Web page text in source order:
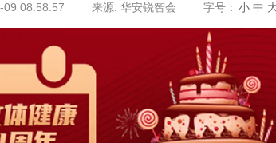
09 08:58:57 来源: 华安锐智会 字号： 小 中